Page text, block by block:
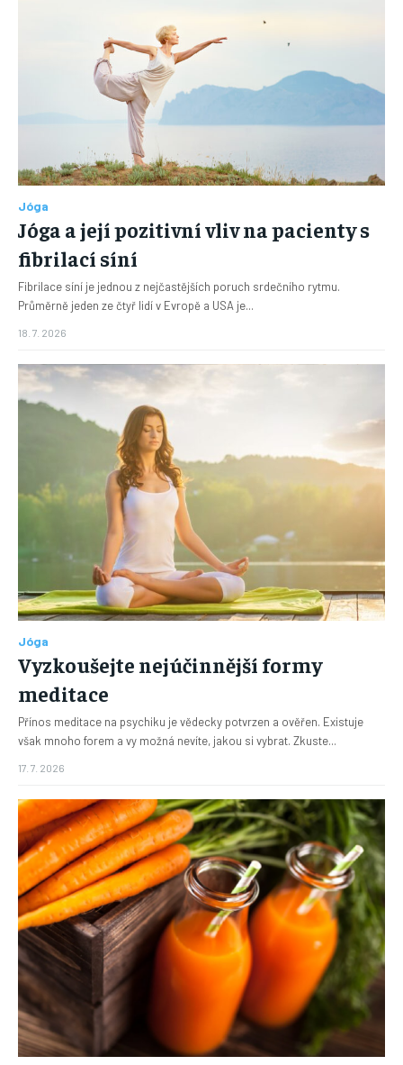
Jóga
Jóga a její pozitivní vliv na pacienty s
fibrilací síní
Fibrilace síní je jednou z nejčastějších poruch srdečního rytmu.
Průměrně jeden ze čtyř lidí v Evropě a USA je...
18. 7. 2026
Jóga
Vyzkoušejte nejúčinnější formy
meditace
Přínos meditace na psychiku je vědecky potvrzen a ověřen. Existuje
však mnoho forem a vy možná nevíte, jakou si vybrat. Zkuste...
17. 7. 2026